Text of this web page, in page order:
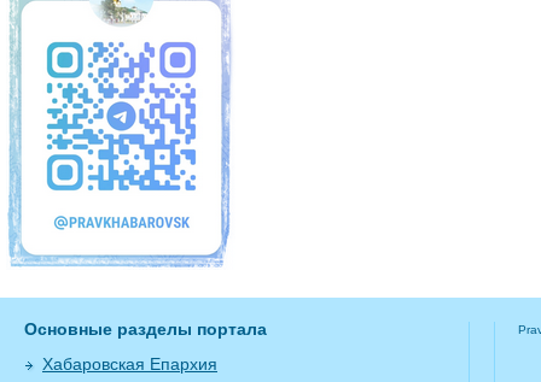
Основные разделы портала
Хабаровская Епархия